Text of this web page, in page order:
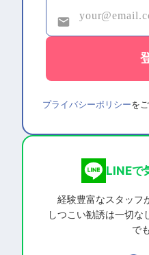
プライバシーポリシーを
LINEで
経験豊富なスタッフ
しつこい勧誘は一切な
で